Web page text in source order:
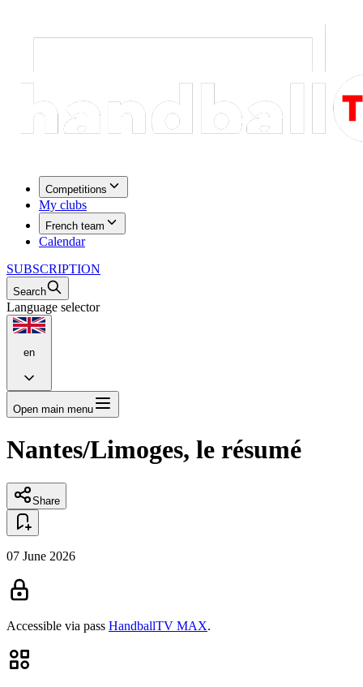
Competitions
My clubs
French team
Calendar
SUBSCRIPTION
Search
Language selector
en
Open main menu
Nantes/Limoges, le résumé
Share
07 June 2026
Accessible via pass HandballTV MAX.